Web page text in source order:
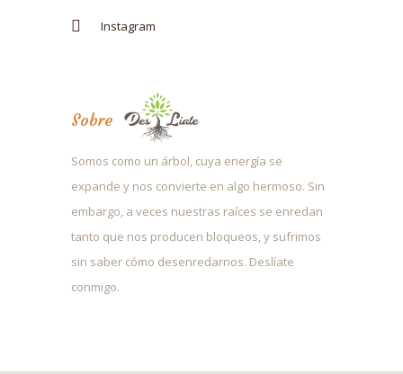
Instagram
Sobre
Somos como un árbol, cuya energía se
expande y nos convierte en algo hermoso. Sin
embargo, a veces nuestras raíces se enredan
tanto que nos producen bloqueos, y sufrimos
sin saber cómo desenredarnos. Deslíate
conmigo.